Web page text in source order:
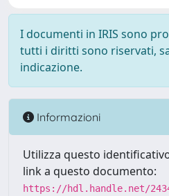
I documenti in IRIS sono
tutti i diritti sono riservati,
indicazione.
Informazioni
Utilizza questo
link a questo documento:
https://hdl.handle.net/